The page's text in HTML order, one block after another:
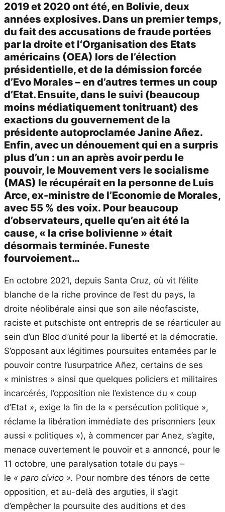
2019 et 2020 ont été, en Bolivie, deux
années explosives. Dans un premier temps,
du fait des accusations de fraude portées
par la droite et l‘Organisation des Etats
américains (OEA) lors de l’élection
présidentielle, et de la démission forcée
d’Evo Morales – en d’autres termes un coup
d’Etat. Ensuite, dans le suivi (beaucoup
moins médiatiquement tonitruant) des
exactions du gouvernement de la
présidente autoproclamée Janine Añez.
Enfin, avec un dénouement qui en a surpris
plus d’un : un an après avoir perdu le
pouvoir, le Mouvement vers le socialisme
(MAS) le récupérait en la personne de Luis
Arce, ex-ministre de l’Economie de Morales,
avec 55 % des voix. Pour beaucoup
d’observateurs, quelle qu’en ait été la
cause, « la crise bolivienne » était
désormais terminée. Funeste
fourvoiement…
En octobre 2021, depuis Santa Cruz, où vit l’élite
blanche de la riche province de l’est du pays, la
droite néolibérale ainsi que son aile néofasciste,
raciste et putschiste ont entrepris de se réarticuler au
sein d’un Bloc d’unité pour la liberté et la démocratie.
S’opposant aux légitimes poursuites entamées par le
pouvoir contre l’usurpatrice Añez, certains de ses
« ministres » ainsi que quelques policiers et militaires
incarcérés, l’opposition nie l’existence du « coup
d’Etat », exige la fin de la « persécution politique »,
réclame la libération immédiate des prisonniers (eux
aussi « politiques »), à commencer par Anez, s’agite,
menace ouvertement le pouvoir et a annoncé, pour le
11 octobre, une paralysation totale du pays –
le « paro cívico ». Pour nombre des ténors de cette
opposition, et au-delà des arguties, il s’agit
d’empêcher la poursuite des auditions et des